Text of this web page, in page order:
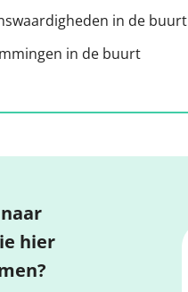
in de buurt
in de buurt
hier